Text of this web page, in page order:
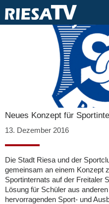
Neues Konzept für
13. Dezember 2016
Die Stadt Riesa und der
gemeinsam an einem Konzept
Sportinternats auf der Freitaler
Lösung für Schüler aus
hervorragenden Sport- und